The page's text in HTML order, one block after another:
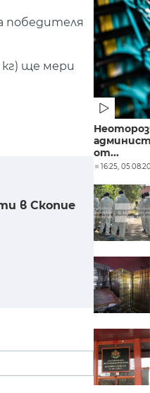
победителя
кг) ще мери
в Скопие
от...
16:25,